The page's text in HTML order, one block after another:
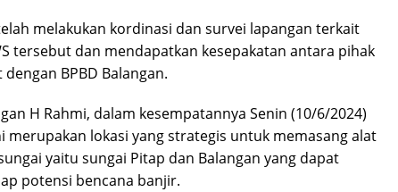
melakukan kordinasi dan survei lapangan terkait
tersebut dan mendapatkan kesepakatan antara pihak
BPBD Balangan.
H Rahmi, dalam kesempatannya Senin (10/6/2024)
merupakan lokasi yang strategis untuk memasang alat
yaitu sungai Pitap dan Balangan yang dapat
potensi bencana banjir.